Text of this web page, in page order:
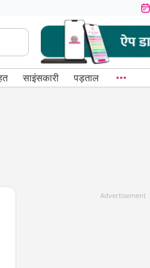
साइंसकारी पड़ताल
Advertisement